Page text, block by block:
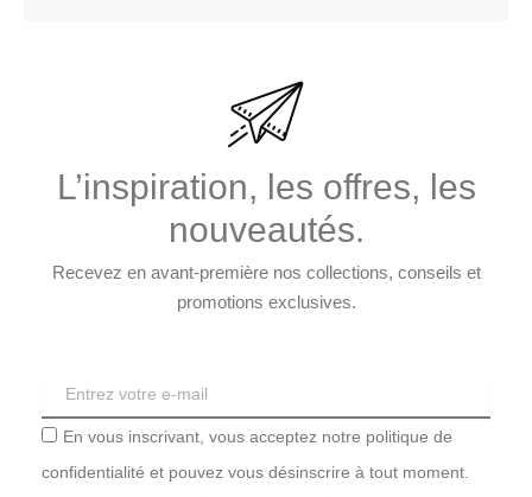
L’inspiration, les offres, les
nouveautés.
Recevez en avant-première nos collections, conseils et
promotions exclusives.
En vous inscrivant, vous acceptez notre politique de
confidentialité et pouvez vous désinscrire à tout moment.